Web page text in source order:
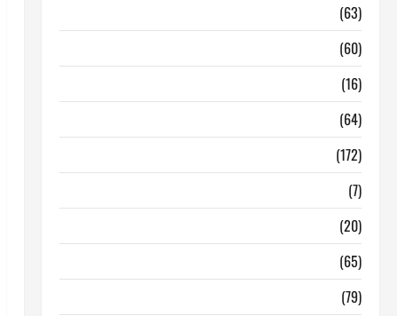
(63)
(60)
(16)
(64)
(172)
(7)
(20)
(65)
(79)